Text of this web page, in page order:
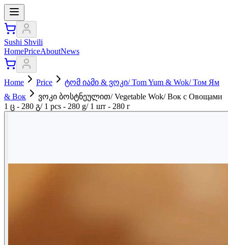
Sushi Shvili
HomePriceAboutNews
Home Price
ტომ იამი & ვოკი/ Tom Yum & Wok/ Том Ям
& Вок
ვოკი ბოსტნეულით/ Vegetable Wok/ Вок с Овощами
1 ც - 280 გ/ 1 pcs - 280 g/ 1 шт - 280 г